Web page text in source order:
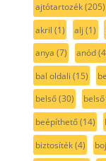
ajtótartozék(205)
akril (1) alj (1)
anya (7) anód
bal oldali (15)
belső(30)
beépíthető(14)
biztosíték(4)